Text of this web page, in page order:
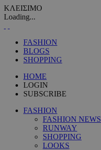
ΚΛΕΙΣΙΜΟ
Loading...
FASHION
BLOGS
SHOPPING
HOME
LOGIN
SUBSCRIBE
FASHION
FASHION NEWS
RUNWAY
SHOPPING
LOOKS